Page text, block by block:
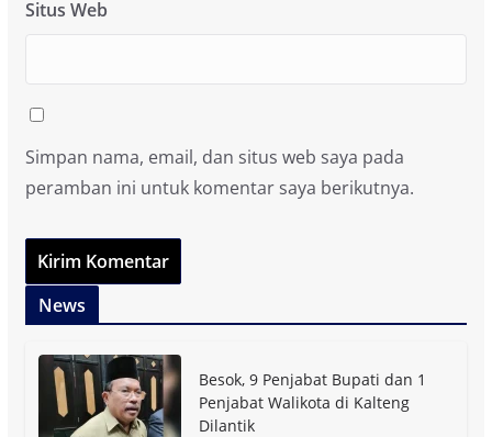
Situs Web
Simpan nama, email, dan situs web saya pada
peramban ini untuk komentar saya berikutnya.
News
Besok, 9 Penjabat Bupati dan 1
Penjabat Walikota di Kalteng
Dilantik